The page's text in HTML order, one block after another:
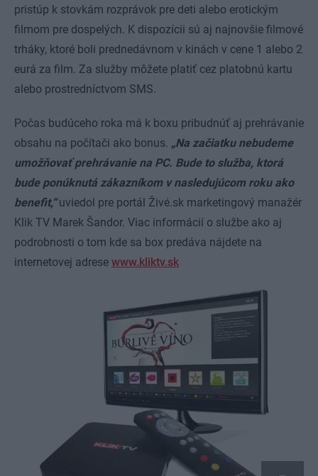
pristúp k stovkám rozprávok pre deti alebo erotickým
filmom pre dospelých. K dispozícii sú aj najnovšie filmové
trháky, ktoré boli prednedávnom v kinách v cene 1 alebo 2
eurá za film. Za služby môžete platiť cez platobnú kartu
alebo prostredníctvom SMS.
Počas budúceho roka má k boxu pribudnúť aj prehrávanie
obsahu na počítači ako bonus. „Na začiatku nebudeme
umožňovať prehrávanie na PC. Bude to služba, ktorá
bude ponúknutá zákazníkom v nasledujúcom roku ako
benefit,“uviedol pre portál Živé.sk marketingový manažér
Klik TV Marek Šandor. Viac informácií o službe ako aj
podrobnosti o tom kde sa box predáva nájdete na
internetovej adrese www.kliktv.sk